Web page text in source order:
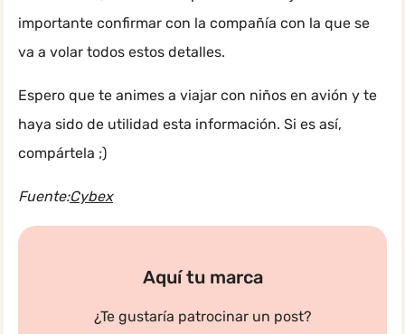
importante confirmar con la compañía con la que se
va a volar todos estos detalles.
Espero que te animes a viajar con niños en avión y te
haya sido de utilidad esta información. Si es así,
compártela ;)
Fuente:Cybex
Aquí tu marca
¿Te gustaría patrocinar un post?